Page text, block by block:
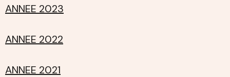
ANNEE 2023
ANNEE 2022
ANNEE 2021